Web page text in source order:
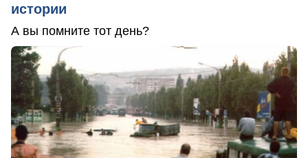
истории
А вы помните тот день?